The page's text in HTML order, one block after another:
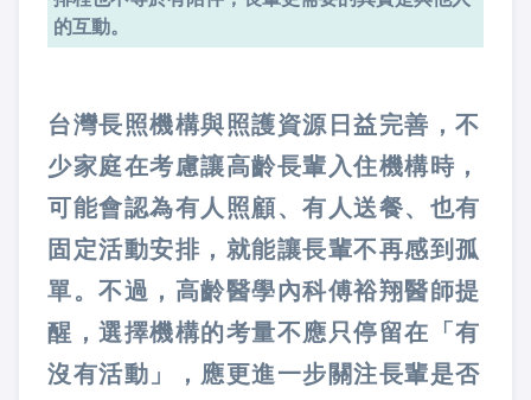
的互動。
台灣長照機構與照護資源日益完善，不
少家庭在考慮讓高齡長輩入住機構時，
可能會認為有人照顧、有人送餐、也有
固定活動安排，就能讓長輩不再感到孤
單。不過，高齡醫學內科傅裕翔醫師提
醒，選擇機構的考量不應只停留在「有
沒有活動」，應更進一步關注長輩是否